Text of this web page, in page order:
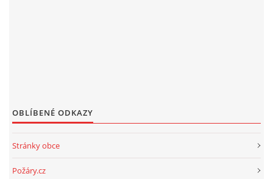
OBLÍBENÉ ODKAZY
Stránky obce
Požáry.cz